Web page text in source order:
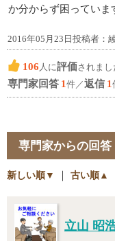
か分からず困っていま
2016年05月23日投稿者：
106 人に評価されまし
専門家回答 1件／返信 1
専門家からの回答
新しい順▼ ｜ 古い順▲
立山 昭